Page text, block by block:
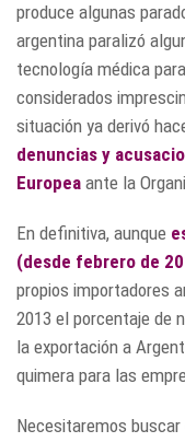
produce algunas
argentina paralizó
tecnología médica
considerados
situación ya derivó
denuncias y
Europea ante la
En definitiva, aunque
(desde febrero de
propios importadores
2013 el porcentaje de
la exportación a
quimera para las
Necesitaremos